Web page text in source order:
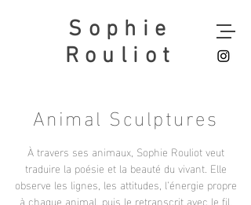
Sophie
Rouliot
Animal Sculptures
À travers ses animaux, Sophie Rouliot veut
traduire la poésie et la beauté du vivant. Elle
observe les lignes, les attitudes, l’énergie propre
à chaque animal, puis le retranscrit avec le fil,